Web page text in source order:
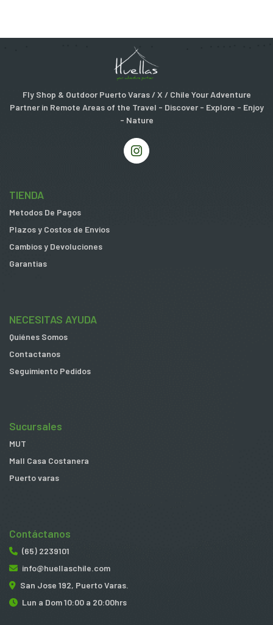
Fly Shop & Outdoor Puerto Varas / X / Chile Your Adventure
Partner in Remote Areas of the Travel - Discover - Explore - Enjoy
- Nature
TIENDA
Metodos De Pagos
Plazos y Costos de Envios
Cambios y Devoluciones
Garantias
NECESITAS AYUDA
Quiénes Somos
Contactanos
Seguimiento Pedidos
Sucursales
MUT
Mall Casa Costanera
Puerto varas
Contáctanos
(65) 2239101
info@huellaschile.com
San Jose 192, Puerto Varas.
Lun a Dom 10:00 a 20:00hrs